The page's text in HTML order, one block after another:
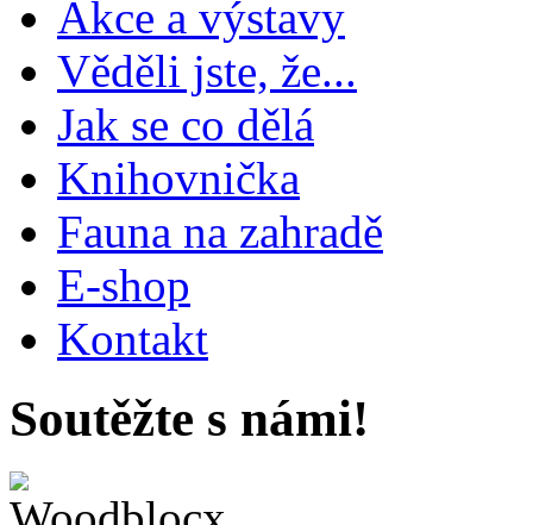
Akce a výstavy
Věděli jste, že...
Jak se co dělá
Knihovnička
Fauna na zahradě
E-shop
Kontakt
Soutěžte s námi!